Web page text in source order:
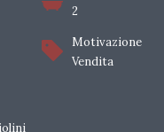
2
Motivazione
Vendita